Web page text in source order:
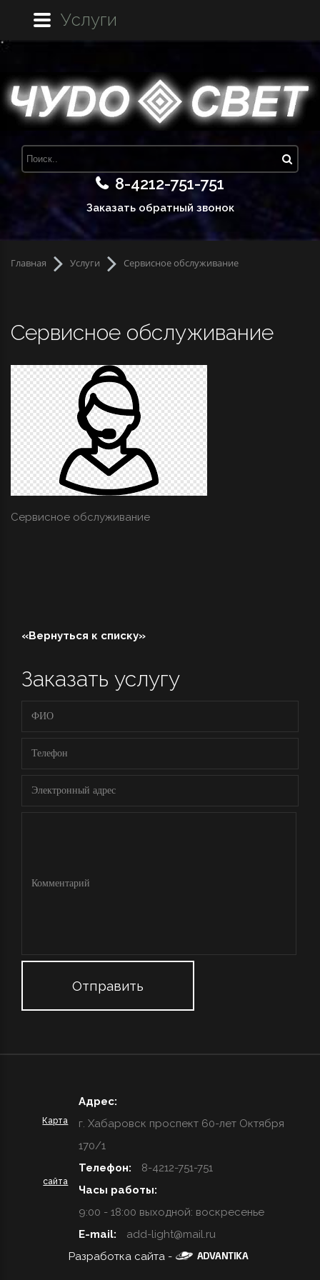
8-4212-751-751
Заказать обратный звонок
Главная Услуги Сервисное обслуживание
Сервисное обслуживание
Сервисное обслуживание
«Вернуться к списку»
Заказать услугу
Карта
сайта
Адрес:
г. Хабаровск проспект 60-лет Октября
170/1
Телефон:
8-4212-751-751
Часы работы:
9:00 - 18:00 выходной: воскресенье
E-mail:
add-light@mail.ru
Разработка сайта -
Услуги